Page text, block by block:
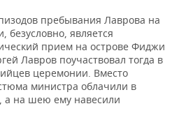
пребывания Лаврова на
безусловно, является
прием на острове Фиджи
Лавров поучаствовал тогда в
церемонии. Вместо
министра облачили в
на шею ему навесили